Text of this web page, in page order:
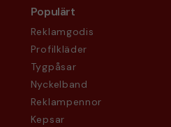
Populärt
Reklamgodis
Profilkläder
Tygpåsar
Nyckelband
Reklampennor
Kepsar